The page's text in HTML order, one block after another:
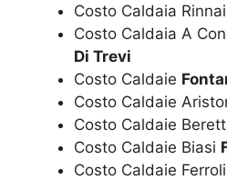
Costo Caldaia Rinnai
Costo Caldaia A
Di Trevi
Costo Caldaie
Costo Caldaie
Costo Caldaie
Costo Caldaie Biasi
Costo Caldaie Ferroli